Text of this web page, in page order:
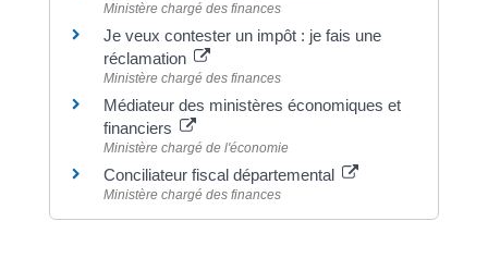
Ministère chargé des finances
Je veux contester un impôt : je fais une
réclamation
Ministère chargé des finances
Médiateur des ministères économiques et
financiers
Ministère chargé de l'économie
Conciliateur fiscal départemental
Ministère chargé des finances